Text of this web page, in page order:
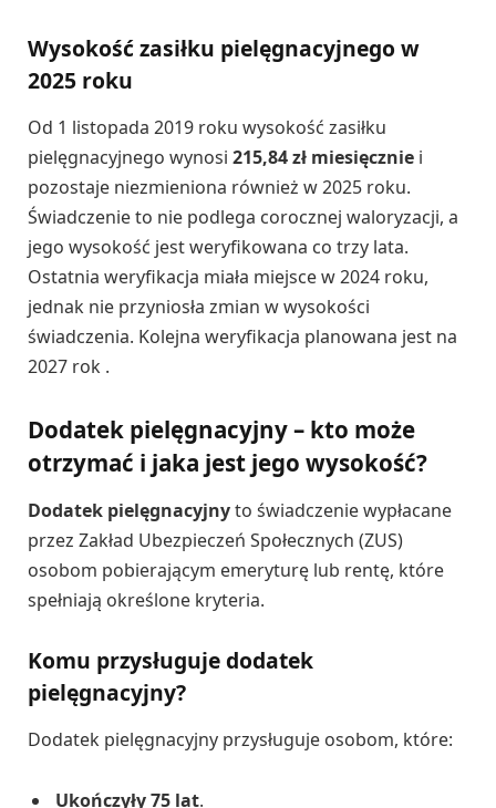
Wysokość zasiłku pielęgnacyjnego w
2025 roku
Od 1 listopada 2019 roku wysokość zasiłku
pielęgnacyjnego wynosi 215,84 zł miesięcznie i
pozostaje niezmieniona również w 2025 roku.
Świadczenie to nie podlega corocznej waloryzacji, a
jego wysokość jest weryfikowana co trzy lata.
Ostatnia weryfikacja miała miejsce w 2024 roku,
jednak nie przyniosła zmian w wysokości
świadczenia. Kolejna weryfikacja planowana jest na
2027 rok .
Dodatek pielęgnacyjny – kto może
otrzymać i jaka jest jego wysokość?
Dodatek pielęgnacyjnyto świadczenie wypłacane
przez Zakład Ubezpieczeń Społecznych (ZUS)
osobom pobierającym emeryturę lub rentę, które
spełniają określone kryteria.
Komu przysługuje dodatek
pielęgnacyjny?
Dodatek pielęgnacyjny przysługuje osobom, które:
Ukończyły 75 lat.